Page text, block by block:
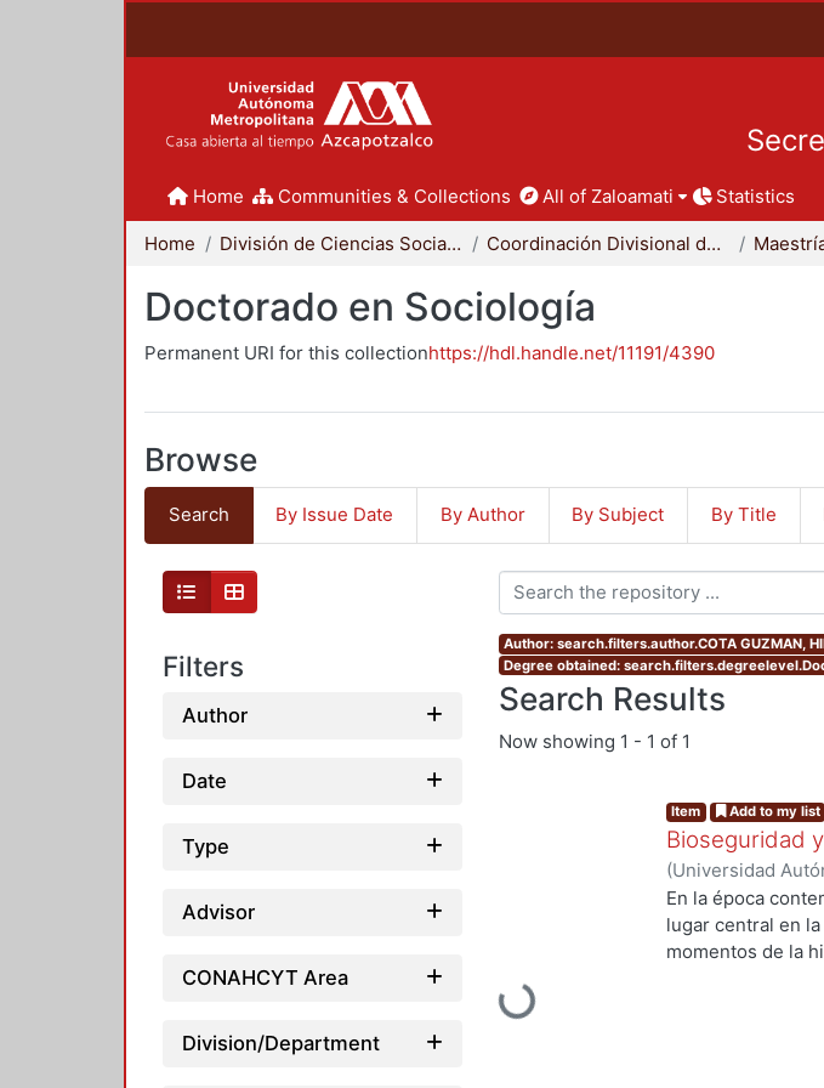
Home Communities & Collections All of Zaloamati Statistics
Home División de Ciencias Sociales y Humanidades Coordinación Divisional de Posgrado
Doctorado en Sociología
Permanent URI for this collectionhttps://hdl.handle.net/11191/4390
Browse
Search By Issue Date By Author By Subject By Title
Filters
Author
Date
Type
Advisor
CONAHCYT Area
Division/Department
Author: search.filters.author.COTA GUZMAN,
Degree obtained:
Search Results
Now showing 1 - 1 of 1
Loading...
Item Add to my list
Bioseguridad
(Universidad
de Servicios de
En la época
lugar central en
momentos de la